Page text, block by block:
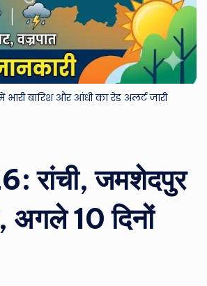
&
M
o
vi
N
e
w
बारिश और आंधी का रेड अलर्ट जारी
रांची, जमशेदपुर
अगले 10 दिनों